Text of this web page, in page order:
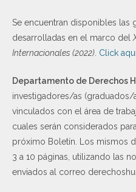
Se encuentran disponibles las
desarrolladas en el marco del
Internacionales (2022) Click
Departamento de Derechos
investigadores/as (graduados/
vinculados con el área de
cuales serán considerados
próximo Boletín. Los mismos
3 a 10 páginas, utilizando las
enviados al correo